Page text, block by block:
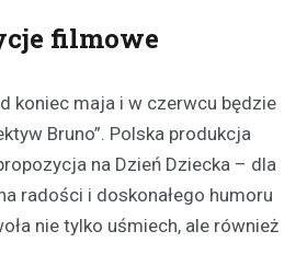
filmowe
koniec maja i w czerwcu będzie
Bruno”. Polska produkcja
na Dzień Dziecka – dla
radości i doskonałego humoru
nie tylko uśmiech, ale również